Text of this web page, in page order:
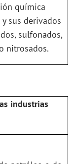
química
sus derivados
sulfonados,
nitrosados.
industrias